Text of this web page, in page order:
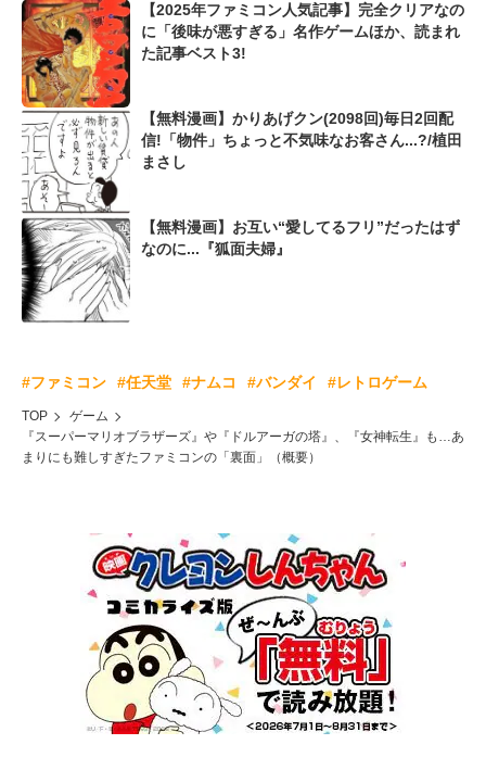
【2025年ファミコン人気記事】完全クリアなの
に「後味が悪すぎる」名作ゲームほか、読まれ
た記事ベスト3!
【無料漫画】かりあげクン(2098回)毎日2回配
信!「物件」ちょっと不気味なお客さん...?/植田
まさし
【無料漫画】お互い“愛してるフリ”だったはず
なのに...『狐面夫婦』
#ファミコン #任天堂 #ナムコ #バンダイ #レトロゲーム
TOP
ゲーム
『スーパーマリオブラザーズ』や『ドルアーガの塔』、『女神転生』も…あ
まりにも難しすぎたファミコンの「裏面」（概要）